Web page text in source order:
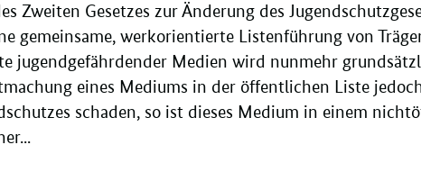
Zweiten Gesetzes zur Änderung des
gemeinsame, werkorientierte Listenführung von
jugendgefährdender Medien wird nunmehr
eines Mediums in der öffentlichen Liste
schaden, so ist dieses Medium in einem